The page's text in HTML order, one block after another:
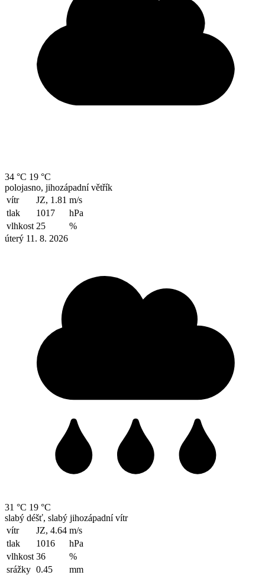
34 °C 19 °C
polojasno, jihozápadní větřík
vítr
JZ, 1.81 m/s
tlak
1017
hPa
vlhkost 25
%
úterý 11. 8. 2026
31 °C 19 °C
slabý déšť, slabý jihozápadní vítr
vítr
JZ, 4.64 m/s
tlak
1016
hPa
vlhkost 36
%
srážky 0.45 mm